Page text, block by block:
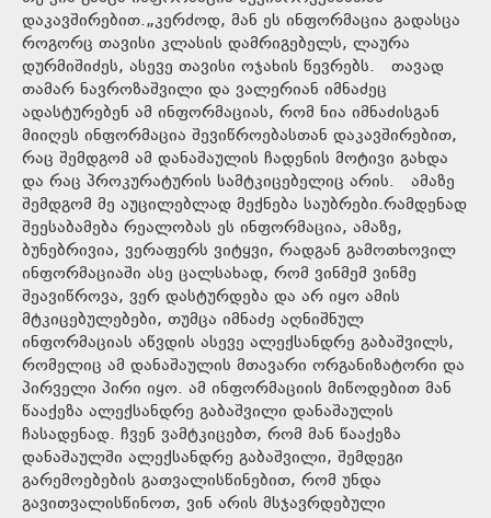
დაკავშირებით.„კერძოდ, მან ეს ინფორმაცია გადასცა
როგორც თავისი კლასის დამრიგებელს, ლაურა
დურმიშიძეს, ასევე თავისი ოჯახის წევრებს. თავად
თამარ ნავროზაშვილი და ვალერიან იმნაძეც
ადასტურებენ ამ ინფორმაციას, რომ ნია იმნაძისგან
მიიღეს ინფორმაცია შევიწროებასთან დაკავშირებით,
რაც შემდგომ ამ დანაშაულის ჩადენის მოტივი გახდა
და რაც პროკურატურის სამტკიცებელიც არის. ამაზე
შემდგომ მე აუცილებლად მექნება საუბრები.რამდენად
შეესაბამება რეალობას ეს ინფორმაცია, ამაზე,
ბუნებრივია, ვერაფერს ვიტყვი, რადგან გამოთხოვილ
ინფორმაციაში ასე ცალსახად, რომ ვინმემ ვინმე
შეავიწროვა, ვერ დასტურდება და არ იყო ამის
მტკიცებულებები, თუმცა იმნაძე აღნიშნულ
ინფორმაციას აწვდის ასევე ალექსანდრე გაბაშვილს,
რომელიც ამ დანაშაულის მთავარი ორგანიზატორი და
პირველი პირი იყო. ამ ინფორმაციის მიწოდებით მან
წააქეზა ალექსანდრე გაბაშვილი დანაშაულის
ჩასადენად. ჩვენ ვამტკიცებთ, რომ მან წააქეზა
დანაშაულში ალექსანდრე გაბაშვილი, შემდეგი
გარემოებების გათვალისწინებით, რომ უნდა
გავითვალისწინოთ, ვინ არის მსჯავრდებული